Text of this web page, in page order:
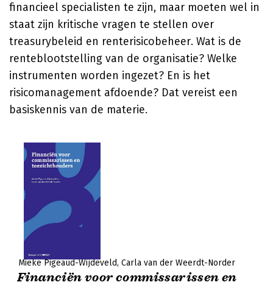
financieel specialisten te zijn, maar moeten wel in
staat zijn kritische vragen te stellen over
treasurybeleid en renterisicobeheer. Wat is de
renteblootstelling van de organisatie? Welke
instrumenten worden ingezet? En is het
risicomanagement afdoende? Dat vereist een
basiskennis van de materie.
Mieke Pigeaud-Wijdeveld Carla van der Weerdt-Norder
Financiën voor commissarissen en